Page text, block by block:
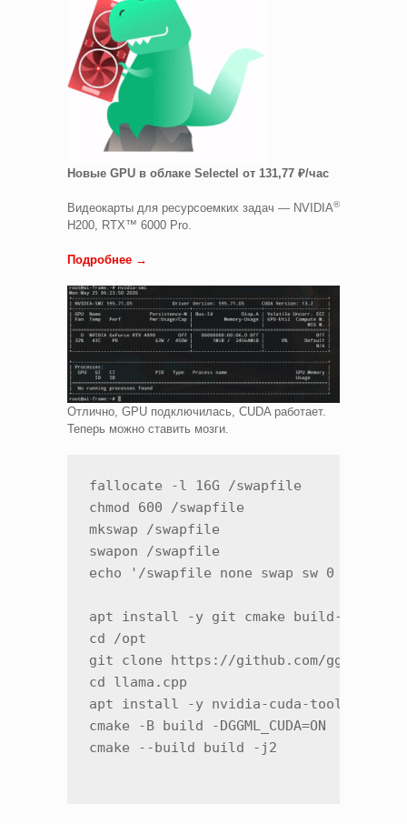
Новые GPU в облаке Selectel от 131,77 ₽/час
Видеокарты для ресурсоемких задач — NVIDIA®
H200, RTX™ 6000 Pro.
Подробнее →
Отлично, GPU подключилась, CUDA работает.
Теперь можно ставить мозги.
fallocate -l 16G /swapfile
chmod 600 /swapfile
mkswap /swapfile
swapon /swapfile
echo '/swapfile none swap sw 0 0' >>
apt install -y git cmake build-
cd /opt
git clone https://github.com/
cd llama.cpp
apt install -y nvidia-cuda-toolkit
cmake -B build -DGGML_CUDA=ON
cmake --build build -j2